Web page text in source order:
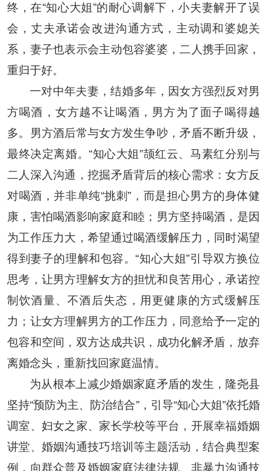
终，在“知心大姐”的耐心调解下，小夫妻解开了误
会，丈夫承诺会改进沟通方式，主动调和婆媳关
系，妻子也表示会主动包容婆婆，二人携手回家，
重归于好。
一对中年夫妻，结婚多年，因女方强烈反对男
方喝酒，女方越不让喝酒，男方为了面子喝得越
多。男方酒后常与女方发生争吵，矛盾不断升级，
最终决定离婚。“知心大姐”颉红云、马素红分别与
二人深入沟通，挖掘矛盾背后的核心需求：女方反
对喝酒，并非单纯“挑刺”，而是担心男方的身体健
康，害怕喝酒影响家庭和睦；男方坚持喝酒，是因
为工作压力大，希望通过喝酒缓解压力，同时渴望
得到妻子的理解和包容。“知心大姐”引导双方换位
思考，让男方理解女方的担忧和良苦用心，承诺控
制饮酒量、不酒后失态，用更健康的方式缓解压
力；让女方理解男方的工作压力，同意给予一定的
包容和空间，双方达成共识，成功化解矛盾，放弃
离婚念头，重新找回家庭温情。
为从根本上减少婚姻家庭矛盾的发生，隆尧县
坚持“预防为主、防治结合”，引导“知心大姐”依托婚
调室、妇女之家、家长学校等平台，开展幸福婚姻
讲堂、婚姻沟通技巧培训等主题活动，结合典型案
例，向群众普及婚姻家庭法律法规、非暴力沟通技